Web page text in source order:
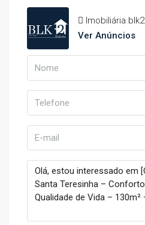
Imobiliária blk2
Ver Anúncios